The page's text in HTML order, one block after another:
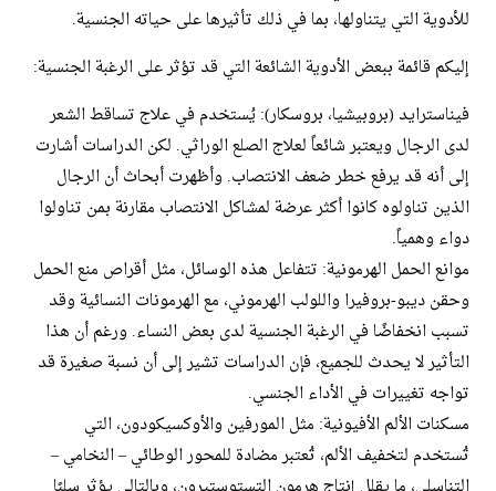
للأدوية التي يتناولها، بما في ذلك تأثيرها على حياته الجنسية.
إليكم قائمة ببعض الأدوية الشائعة التي قد تؤثر على الرغبة الجنسية:
فيناسترايد (بروبيشيا، بروسكار): يُستخدم في علاج تساقط الشعر
لدى الرجال ويعتبر شائعاً لعلاج الصلع الوراثي. لكن الدراسات أشارت
إلى أنه قد يرفع خطر ضعف الانتصاب. وأظهرت أبحاث أن الرجال
الذين تناولوه كانوا أكثر عرضة لمشاكل الانتصاب مقارنة بمن تناولوا
دواء وهمياً.
موانع الحمل الهرمونية: تتفاعل هذه الوسائل، مثل أقراص منع الحمل
وحقن ديبو-بروفيرا واللولب الهرموني، مع الهرمونات النسائية وقد
تسبب انخفاضًا في الرغبة الجنسية لدى بعض النساء. ورغم أن هذا
التأثير لا يحدث للجميع، فإن الدراسات تشير إلى أن نسبة صغيرة قد
تواجه تغييرات في الأداء الجنسي.
مسكنات الألم الأفيونية: مثل المورفين والأوكسيكودون، التي
تُستخدم لتخفيف الألم، تُعتبر مضادة للمحور الوطائي – النخامي –